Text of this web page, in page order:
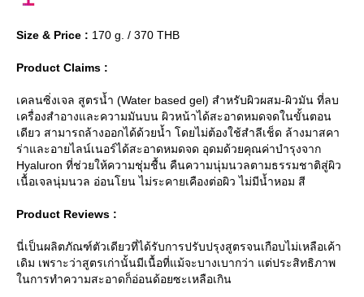
Size & Price : 170 g. / 370 THB
Product Claims :
เคลนซิ่งเจล สูตรน้ำ (Water based gel) สำหรับผิวผสม-ผิวมัน ที่ลบ
เครื่องสำอางและความมันบน ผิวหน้าได้สะอาดหมดจดในขั้นตอน
เดียว สามารถล้างออกได้ด้วยน้ำ โดยไม่ต้องใช้สำลีเช็ด ล้างมาสคา
ร่าและอายไลน์เนอร์ได้สะอาดหมดจด อุดมด้วยคุณค่าบำรุงจาก
Hyaluron ที่ช่วยให้ความชุ่มชื้น คืนความนุ่มนวลตามธรรมชาติสู่ผิว
เนื้อเจลนุ่มนวล อ่อนโยน ไม่ระคายเคืองต่อผิว ไม่มีน้ำหอม สี
Product Reviews :
นี่เป็นผลิตภัณฑ์ตัวเดียวที่ได้รับการปรับปรุงสูตรจนเกือบไม่เหลือเค้า
เดิม เพราะว่าสูตรเก่านั้นมีเนื้อที่แม้จะบางเบากว่า แต่ประสิทธิภาพ
นการทำความสะอาดก็อ่อนด้อยซะเหลือเกิน